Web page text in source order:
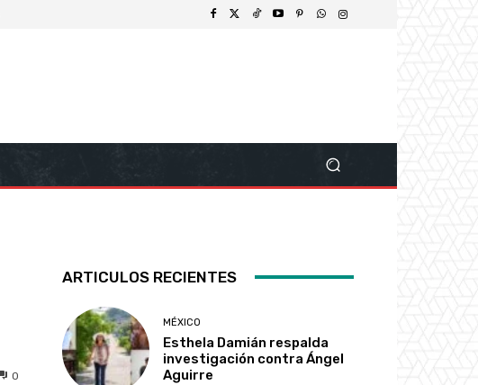
0
ARTICULOS RECIENTES
MÉXICO
Esthela Damián respalda
investigación contra Ángel
Aguirre